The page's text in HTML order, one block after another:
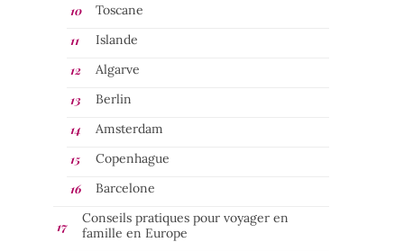
Toscane
Islande
Algarve
Berlin
Amsterdam
Copenhague
Barcelone
Conseils pratiques pour voyager en
famille en Europe